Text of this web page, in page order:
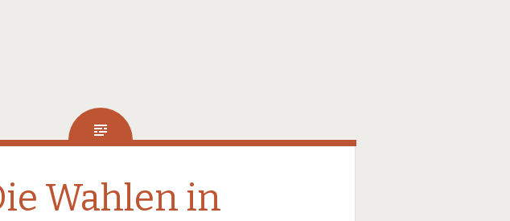
Wahlen in